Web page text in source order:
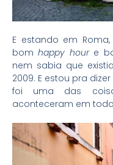
E estando em
bomhappy houre
nem sabia que
2009. E estou pra
foi uma das
aconteceram em